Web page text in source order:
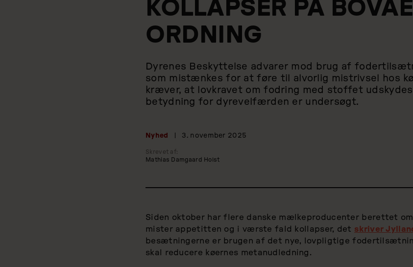
KOLLAPSER PÅ
ORDNING
Dyrenes Beskyttelse advarer mod brug af
som mistænkes for at føre til alvorlig mistrivsel hos
kræver, at lovkravet om fodring med stoffet
betydning for dyrevelfærden er undersøgt.
Nyhed 3. november 2025
Skrevet af:
Mathias Damgaard Holst
Siden oktober har flere danske mælkeproducenter berettet
mister appetitten og i værste fald kollapser, det skriver
besætningerne er brugen af det nye, lovpligtige
skal reducere køernes metanudledning.